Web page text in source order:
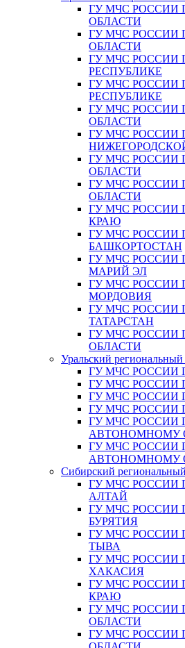
ГУ МЧС РОССИИ
ОБЛАСТИ
ГУ МЧС РОССИИ
ОБЛАСТИ
ГУ МЧС РОССИИ
РЕСПУБЛИКЕ
ГУ МЧС РОССИИ
РЕСПУБЛИКЕ
ГУ МЧС РОССИИ
ОБЛАСТИ
ГУ МЧС РОССИИ
ГУ МЧС РОССИИ
ОБЛАСТИ
ГУ МЧС РОССИИ
ОБЛАСТИ
ГУ МЧС РОССИИ
КРАЮ
ГУ МЧС РОССИИ
БАШКОРТОСТАН
ГУ МЧС РОССИИ
МАРИЙ ЭЛ
ГУ МЧС РОССИИ
МОРДОВИЯ
ГУ МЧС РОССИИ
ТАТАРСТАН
ГУ МЧС РОССИИ
ОБЛАСТИ
Уральский региональный
ГУ МЧС РОССИИ
ГУ МЧС РОССИИ
ГУ МЧС
ГУ МЧС РОССИИ
ГУ МЧС
АВТОНОМНОМУ
ГУ МЧС
АВТОНОМНОМУ
Сибирский
ГУ МЧС РОССИИ
АЛТАЙ
ГУ МЧС РОССИИ
БУРЯТИЯ
ГУ МЧС РОССИИ
ТЫВА
ГУ МЧС РОССИИ
ХАКАСИЯ
ГУ МЧС РОССИИ
КРАЮ
ГУ МЧС РОССИИ
ОБЛАСТИ
ГУ МЧС РОССИИ